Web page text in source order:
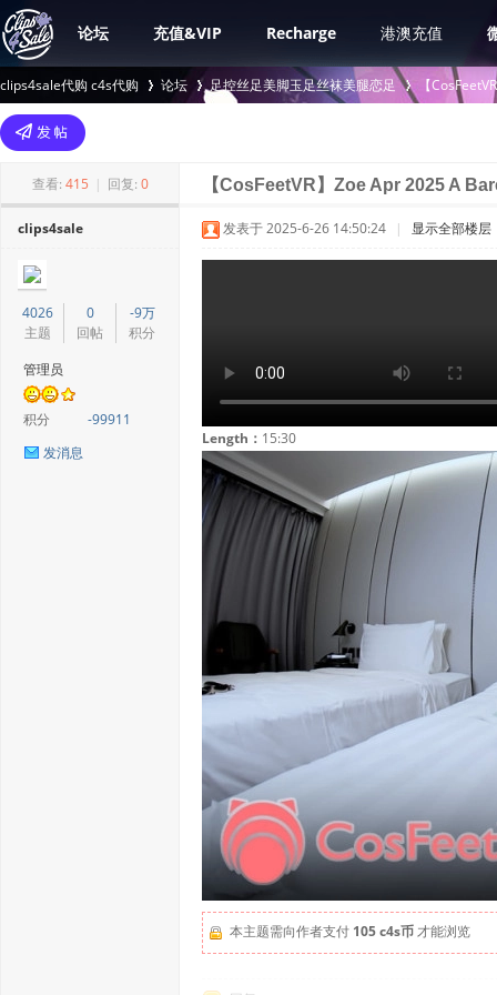
论坛 充值&VIP Recharge 港澳充值
clips4sale代购 c4s代购
>
论坛 足控丝足美脚玉足丝袜美腿恋足
›
【
查看: 415 | 回复: 0 【CosFeetVR】Zoe Apr 2025 A
clips4sale
4026
主题
0
回帖
-9万
积分
管理员
积分
-99911
发消息
发表于 2025-6-26 14:50:24 | 显示全部楼层
Length： 15:30
本主题需向作者支付 105 c4s币才能浏览